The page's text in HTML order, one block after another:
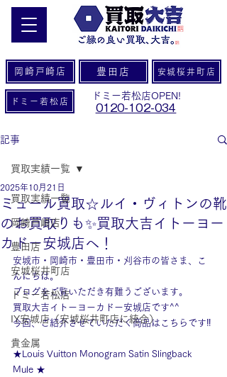
岡崎戸崎店 豊田店 安城桜井町店
ドミー若松店
ドミー若松店OPEN!
0120-102-034
記事
買取実績一覧
岡崎戸崎店
豊田店
安城桜井町店
ドミー若松店
IY安城店（安城桜井町店に統合）
貴金属
買取実績一覧
ミュール買取☆ルイ・ヴィトンの靴
のお買取りも✨買取大吉イトーヨー
カドー安城店へ！
2025年10月21日
安城市・岡崎市・豊田市・刈谷市の皆さま、こ
んにちは。
ブログをご覧いただき有難うございます。
買取大吉イトーヨーカドー安城店です^^
今回、ご紹介させていただく商品はこちらです‼
★Louis Vuitton Monogram Satin Slingback
Mule ★